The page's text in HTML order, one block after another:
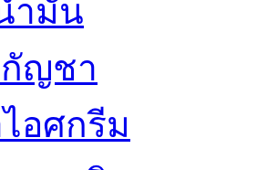
ำมัน
ญชา
อศกรีม